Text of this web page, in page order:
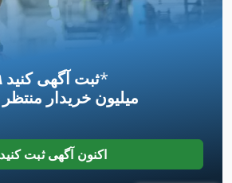
اکنون از ‎€۴٫۴۹ ثبت آگهی کنید*
۱۱ میلیون خریدار
اکنون آگهی ثبت کنید